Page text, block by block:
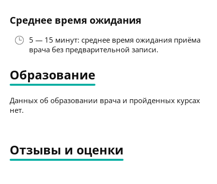
Среднее время ожидания
5 — 15 минут: среднее время ожидания приёма
врача без предварительной записи.
Образование
Данных об образовании врача и пройденных курсах
нет.
Отзывы и оценки